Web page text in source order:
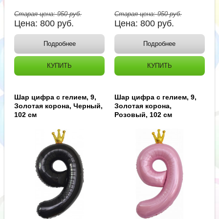
Старая цена:950руб.
Цена:800 руб.
Подробнее
КУПИТЬ
Старая цена:950руб.
Цена: 800 руб.
Подробнее
КУПИТЬ
Шар цифра с гелием, 9,
Золотая корона, Черный,
102 см
Шар цифра с гелием, 9,
Золотая корона,
Розовый, 102 см